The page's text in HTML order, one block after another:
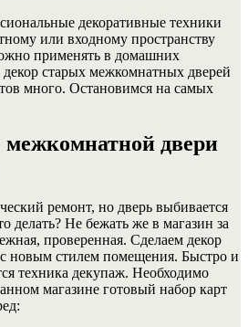
декоративные техники
или входному пространству
применять в домашних
декор старых межкомнатных дверей
много. Остановимся на самых
межкомнатной двери
ремонт, но дверь выбивается
делать? Не бежать же в магазин за
проверенная. Сделаем декор
с новым стилем помещения. Быстро и
техника декупаж. Необходимо
магазине готовый набор карт